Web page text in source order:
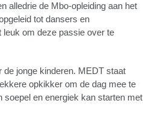
alledrie de Mbo-opleiding aan het
tot dansers en
leuk om deze passie over te
de jonge kinderen. MEDT staat
opkikker om de dag mee te
soepel en energiek kan starten met